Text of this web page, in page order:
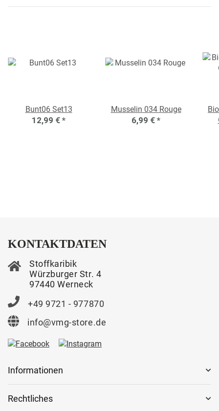
Bunt06 Set13
12,99 € *
Musselin 034 Rouge
6,99 € *
KONTAKTDATEN
Stoffkaribik
Würzburger Str. 4
97440 Werneck
+49 9721 - 977870
info@vmg-store.de
Informationen
Rechtliches